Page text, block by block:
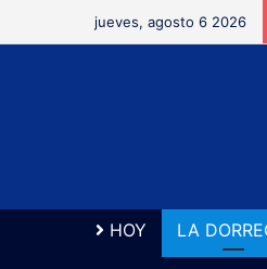
jueves, agosto 6 2026
HOY LA